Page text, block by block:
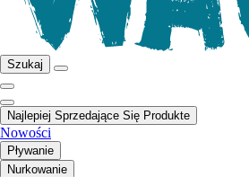
Szukaj
Najlepiej Sprzedające Się Produkte
Nowości
Pływanie
Nurkowanie